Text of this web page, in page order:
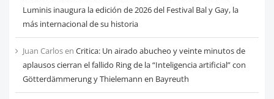
Luminis inaugura la edición de 2026 del Festival Bal y Gay, la
más internacional de su historia
Juan Carlosen Critica: Un airado abucheo y veinte minutos de
aplausos cierran el fallido Ring de la “Inteligencia artificial” con
Götterdämmerung y Thielemann en Bayreuth